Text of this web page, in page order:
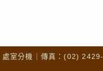
室分機｜傳真：(02) 2429-